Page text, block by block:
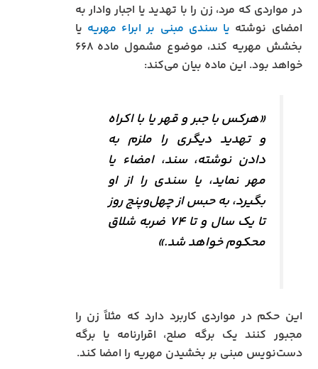
در مواردی که مرد، زن را با تهدید یا اجبار وادار به
امضای نوشته یا سندی مبنی بر ابراء مهریه یا
بخشش مهریه کند، موضوع مشمول ماده ۶۶۸
خواهد بود. این ماده بیان می‌کند:
«هرکس با جبر و قهر یا با اکراه
و تهدید دیگری را ملزم به
دادن نوشته، سند، امضاء یا
مهر نماید، یا سندی را از او
بگیرد، به حبس از چهل‌وپنج روز
تا یک سال و تا ۷۴ ضربه شلاق
محکوم خواهد شد.»
این حکم در مواردی کاربرد دارد که مثلاً زن را
مجبور کنند یک برگه صلح، اقرارنامه یا برگه
دست‌نویس مبنی بر بخشیدن مهریه را امضا کند.